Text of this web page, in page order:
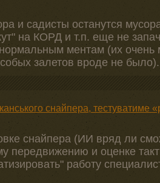
и садисты останутся
на КОРД и т.п. еще не
нормальным ментам (их
залетов вроде не было).
снайпера, тестуватиме
снайпера (ИИ вряд ли
передвижению и оценке
работу